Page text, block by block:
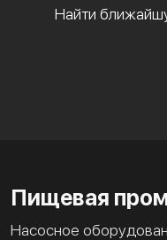
Найти
Пищевая
Насосное